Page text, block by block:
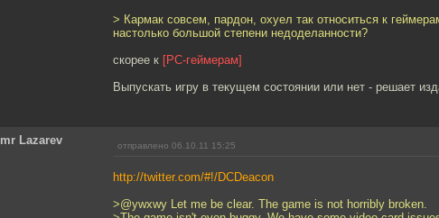
> Кармак совсем, пардон, охуел так относиться к
настолько большой степени недоделанности?
скорее к [PC-геймерам]
Выпускать игру в текущем состоянии или нет - решает
mr Lazarev отправлено 06.10.11 15:25
http://twitter.com/#!/DCDeacon
>@ywxwy Let me be clear. The game is not horribly broken.